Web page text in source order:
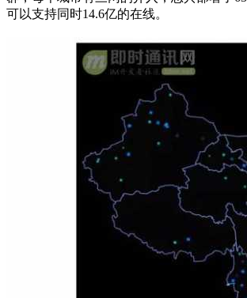
可以支持同时14.6亿的在线。